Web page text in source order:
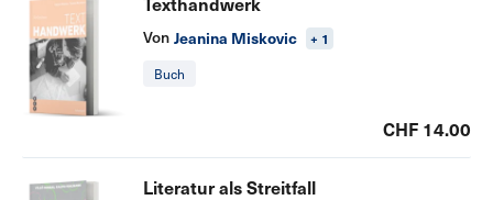
Von Jeanina Miskovic + 1
Buch
CHF 14.00
Literatur als Streitfall